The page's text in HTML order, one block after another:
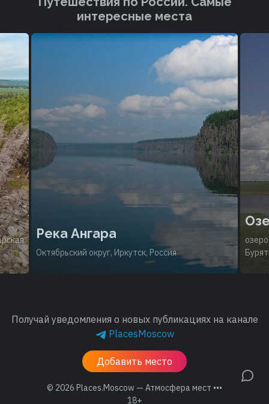
интересные места
Река Ангара
Октябрьский округ, Иркутск, Россия
Получай уведомления о новых публикациях на канале
PlacesMoscow
Добавить место
© 2026 Places.Moscow — Атмосфера мест •••
18+